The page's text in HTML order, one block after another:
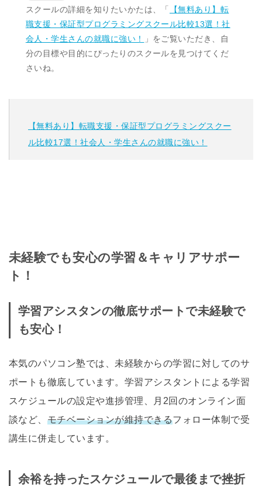
スクールの詳細を知りたいかたは、「
【無料あり】転
職支援・保証型プログラミングスクール比較13選！社
会人・学生さんの就職に強い！
」をご覧いただき、自
分の目標や目的にぴったりのスクールを見つけてくだ
さいね。
【無料あり】転職支援・保証型プログラミングスクー
ル比較17選！社会人・学生さんの就職に強い！
未経験でも安心の学習＆キャリアサポー
ト！
学習アシスタンの徹底サポートで未経験で
も安心！
本気のパソコン塾では、未経験からの学習に対してのサ
ポートも徹底しています。学習アシスタントによる学習
スケジュールの設定や進捗管理、月2回のオンライン面
談など、 モチベーションが維持できるフォロー体制で受
講生に併走しています。
余裕を持ったスケジュールで最後まで挫折